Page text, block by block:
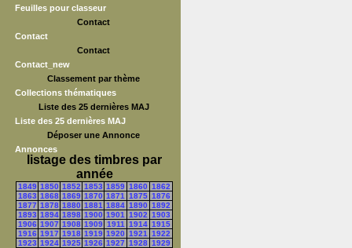
Feuilles pour classeur
Contact
Contact
Contact
Contact_new
Classement par thème
Collections thématiques
Liste des 25 dernières MAJ
Liste des 25 dernières MAJ
Déposer une Annonce
Annonces
listage des timbres par
année
1849 1850 1852 1853 1859 1860 1862
1863 1868 1869 1870 1871 1875 1876
1877 1878 1880 1881 1884 1890 1892
1893 1894 1898 1900 1901 1902 1903
1906 1907 1908 1909 1911 1914 1915
1916 1917 1918 1919 1920 1921 1922
1923 1924 1925 1926 1927 1928 1929